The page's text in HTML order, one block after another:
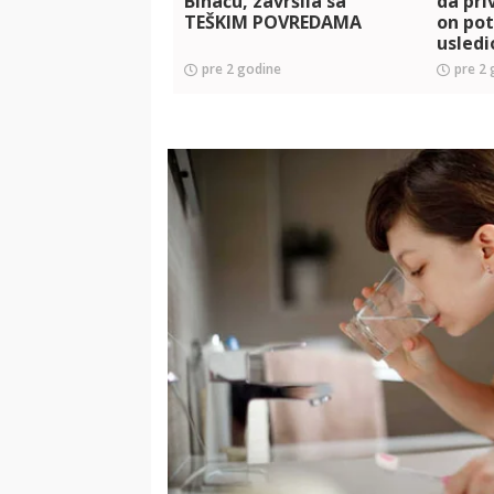
TEŠKIM POVREDAMA
pre 2 godine
on
pre 2